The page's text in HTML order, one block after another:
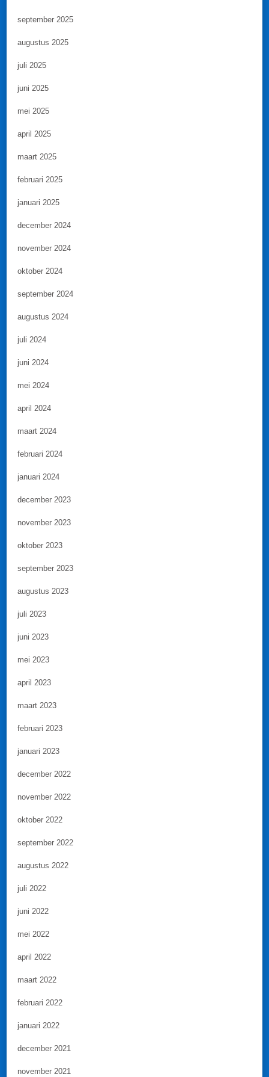
september 2025
augustus 2025
juli 2025
juni 2025
mei 2025
april 2025
maart 2025
februari 2025
januari 2025
december 2024
november 2024
oktober 2024
september 2024
augustus 2024
juli 2024
juni 2024
mei 2024
april 2024
maart 2024
februari 2024
januari 2024
december 2023
november 2023
oktober 2023
september 2023
augustus 2023
juli 2023
juni 2023
mei 2023
april 2023
maart 2023
februari 2023
januari 2023
december 2022
november 2022
oktober 2022
september 2022
augustus 2022
juli 2022
juni 2022
mei 2022
april 2022
maart 2022
februari 2022
januari 2022
december 2021
november 2021